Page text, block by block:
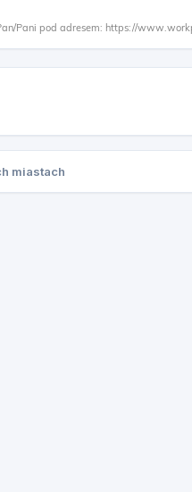
Pani pod adresem: https://
miastach